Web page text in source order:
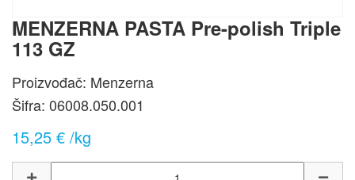
MENZERNA PASTA Pre-polish Triple
113 GZ
Proizvođač: Menzerna
Šifra: 06008.050.001
15,25 € /kg